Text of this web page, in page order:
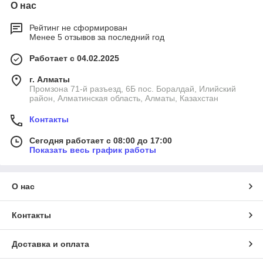
О нас
Рейтинг не сформирован
Менее 5 отзывов за последний год
Работает с 04.02.2025
г. Алматы
Промзона 71-й разъезд, 6Б пос. Боралдай, Илийский
район, Алматинская область, Алматы, Казахстан
Контакты
Сегодня работает с 08:00 до 17:00
Показать весь график работы
О нас
Контакты
Доставка и оплата